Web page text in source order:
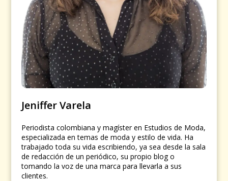
Jeniffer Varela
Periodista colombiana y magíster en Estudios de Moda,
especializada en temas de moda y estilo de vida. Ha
trabajado toda su vida escribiendo, ya sea desde la sala
de redacción de un periódico, su propio blog o
tomando la voz de una marca para llevarla a sus
clientes.